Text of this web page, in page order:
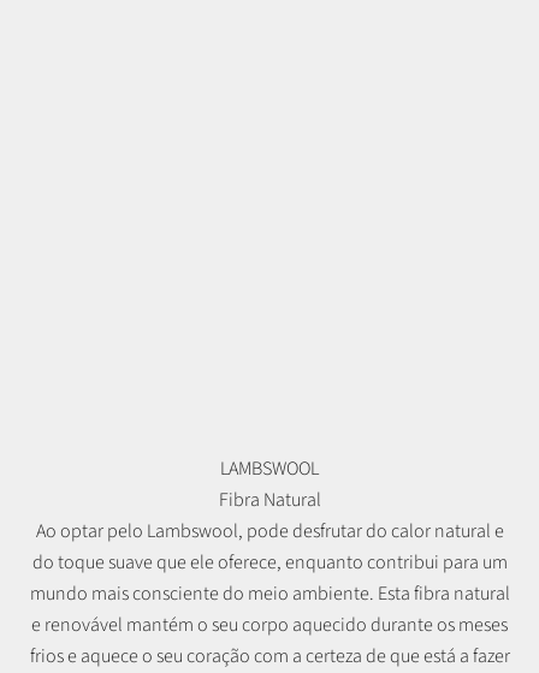
LAMBSWOOL
Fibra Natural
Ao optar pelo Lambswool, pode desfrutar do calor natural e
do toque suave que ele oferece, enquanto contribui para um
mundo mais consciente do meio ambiente. Esta fibra natural
e renovável mantém o seu corpo aquecido durante os meses
frios e aquece o seu coração com a certeza de que está a fazer